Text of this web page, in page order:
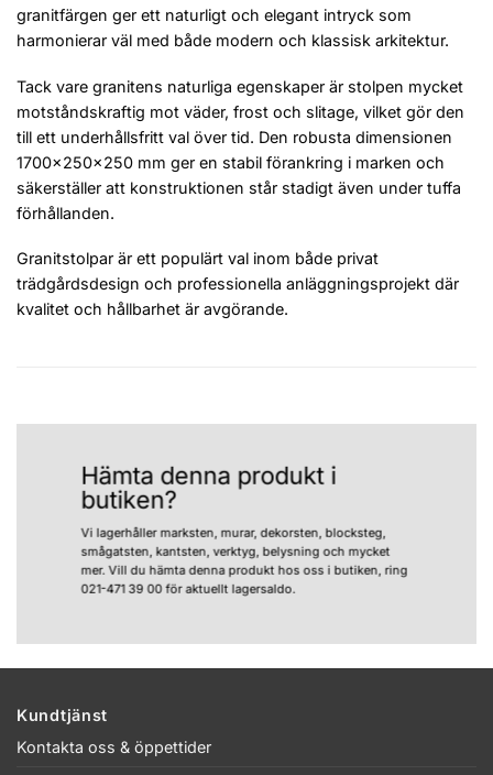
granitfärgen ger ett naturligt och elegant intryck som
harmonierar väl med både modern och klassisk arkitektur.
Tack vare granitens naturliga egenskaper är stolpen mycket
motståndskraftig mot väder, frost och slitage, vilket gör den
till ett underhållsfritt val över tid. Den robusta dimensionen
1700x250x250 mm ger en stabil förankring i marken och
säkerställer att konstruktionen står stadigt även under tuffa
förhållanden.
Granitstolpar är ett populärt val inom både privat
trädgårdsdesign och professionella anläggningsprojekt där
kvalitet och hållbarhet är avgörande.
Hämta denna produkt i
butiken?
Vi lagerhåller marksten, murar, dekorsten, blocksteg,
smågatsten, kantsten, verktyg, belysning och mycket
mer. Vill du hämta denna produkt hos oss i butiken, ring
021-471 39 00 för aktuellt lagersaldo.
Kundtjänst
Kontakta oss & öppettider